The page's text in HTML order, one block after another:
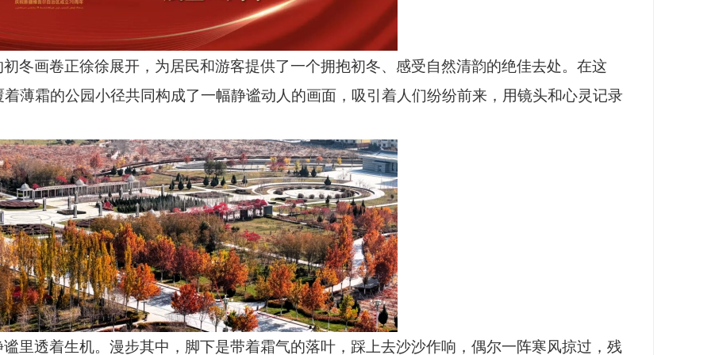
冬画卷正徐徐展开，为居民和游客提供了一个拥抱初冬、感受自然清韵的绝佳去处。在这
薄霜的公园小径共同构成了一幅静谧动人的画面，吸引着人们纷纷前来，用镜头和心灵记录
里透着生机。漫步其中，脚下是带着霜气的落叶，踩上去沙沙作响，偶尔一阵寒风掠过，残